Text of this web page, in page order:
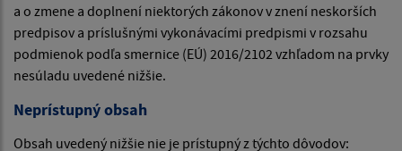
a o zmene a doplnení niektorých zákonov v znení neskorších
predpisov a príslušnými vykonávacími predpismi v rozsahu
podmienok podľa smernice (EÚ) 2016/2102 vzhľadom na prvky
nesúladu uvedené nižšie.
Neprístupný obsah
Obsah uvedený nižšie nie je prístupný z týchto dôvodov: